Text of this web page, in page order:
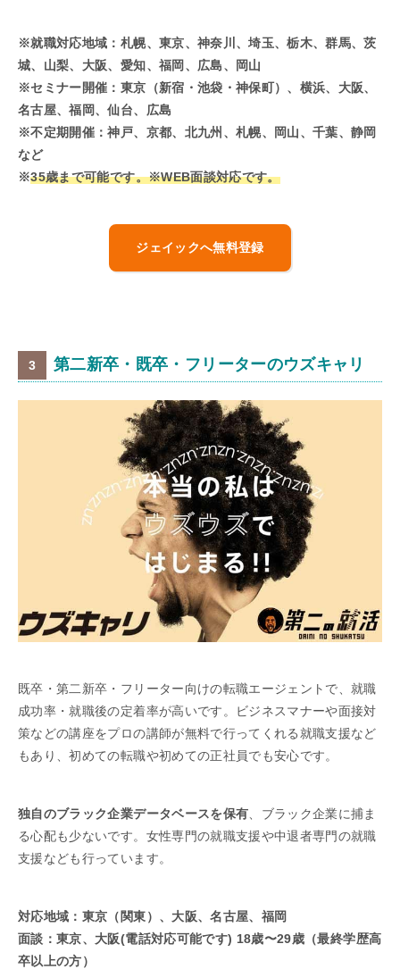
※就職対応地域： 札幌、 東京、神奈川、埼玉、栃木、群馬、茨
城、山梨、大阪、愛知、福岡、広島、岡山
※セミナー開催： 東京（新宿・池袋・神保町）、横浜、大阪、
名古屋、福岡、仙台、広島
※不定期開催：神戸、京都、北九州、札幌、岡山、千葉、静岡
など
※35歳まで可能です。※WEB面談対応です。
ジェイックへ無料登録
第二新卒・既卒・フリーターのウズキャリ
既卒・第二新卒・フリーター向けの転職エージェントで、就職
成功率・就職後の定着率が高いです。ビジネスマナーや面接対
策などの講座をプロの講師が無料で行ってくれる就職支援など
もあり、初めての転職や初めての正社員でも安心です。
独自のブラック企業データベースを保有 、ブラック企業に捕ま
る心配も少ないです。女性専門の就職支援や中退者専門の就職
支援なども行っています。
対応地域：東京（関東）、大阪、名古屋、福岡
面談：東京、大阪(電話対応可能です) 18歳〜29歳（最終学歴高
卒以上の方）